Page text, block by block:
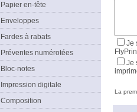
Papier en-tête
Enveloppes
Fardes à rabats
Préventes numérotées
Bloc-notes
Impression digitale
Composition
Je
Je
La